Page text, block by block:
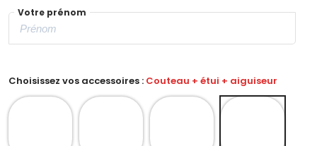
Votre prénom
Choisissez vos accessoires : Couteau + étui + aiguiseur